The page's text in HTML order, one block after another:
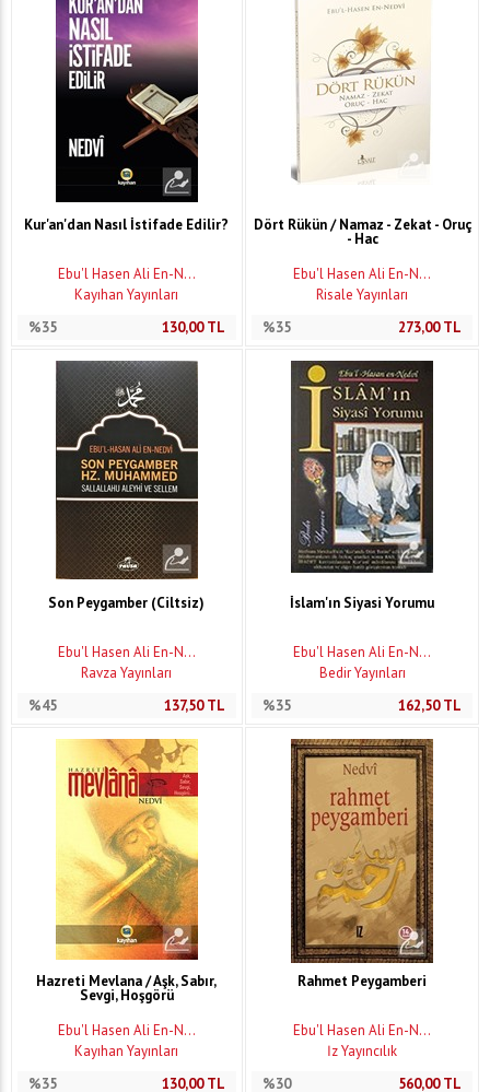
Kur'an'dan Nasıl İstifade Edilir?
Ebu'l Hasen Ali En-N...
Kayıhan Yayınları
%35
130,00TL
Dört Rükün / Namaz - Zekat - Oruç
- Hac
Ebu'l Hasen Ali En-N...
Risale Yayınları
%35
273,00TL
Son Peygamber (Ciltsiz)
Ebu'l Hasen Ali En-N...
Ravza Yayınları
%45
137,50TL
İslam'ın Siyasi Yorumu
Ebu'l Hasen Ali En-N...
Bedir Yayınları
%35
162,50TL
Hazreti Mevlana / Aşk, Sabır,
Sevgi, Hoşgörü
Ebu'l Hasen Ali En-N...
Kayıhan Yayınları
%35
130,00TL
Rahmet Peygamberi
Ebu'l Hasen Ali En-N...
İz Yayıncılık
%30
560,00TL